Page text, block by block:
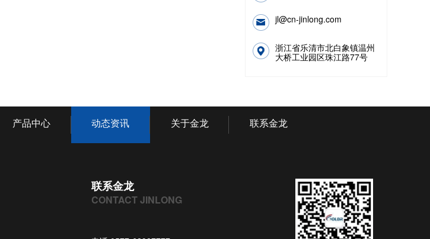
jl@cn-jinlong.com
浙江省乐清市北白象镇温州
大桥工业园区珠江路77号
产品中心 动态资讯 关于金龙 联系金龙
联系金龙
CONTACT JINLONG